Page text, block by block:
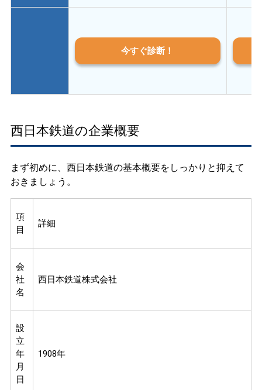
今すぐ診断！
西日本鉄道の企業概要
まず初めに、西日本鉄道の基本概要をしっかりと抑えて
おきましょう。
項
目
詳細
会
社
名
西日本鉄道株式会社
設
立
年
月
日
1908年